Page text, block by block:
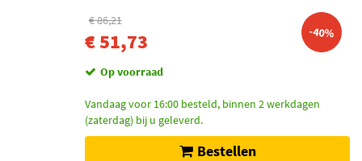
€ 86,21
€ 51,73 -40%
Op voorraad
Vandaag voor 16:00 besteld, binnen 2 werkdagen
(zaterdag) bij u geleverd.
Bestellen